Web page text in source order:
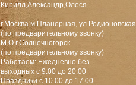
Кирилл,Александр,Олеся
г.Москва м.Планерная, ул.Родионовская
(по предварительному звонку)
М.О.г.Солнечногорск
(по предварительному звонку)
Работаем: Ежедневно без
выходных с 9.00 до 20.00
Праздники с 10.00 до 17.00